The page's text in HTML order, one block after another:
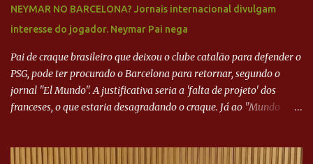
NEYMAR NO BARCELONA? Jornais internacional divulgam
interesse do jogador. Neymar Pai nega
Pai de craque brasileiro que deixou o clube catalão para defender o
PSG, pode ter procurado o Barcelona para retornar, segundo o
jornal "El Mundo". A justificativa seria a 'falta de projeto' dos
franceses, o que estaria desagradando o craque. Já ao "Mundo
Neymar Pai nega